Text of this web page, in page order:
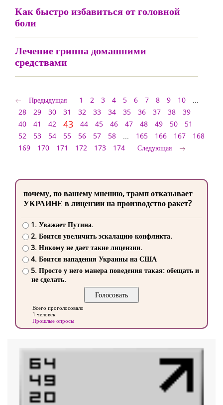
Как быстро избавиться от головной
боли
Лечение гриппа домашними
средствами
Предыдущая 1 2 3 4 5 6 7 8 9 10
...
28
29 30 31 32 33 34 35 36 37 38
39
40
41 42 43 44 45 46 47 48 49 50
51
52
53 54 55 56 57 58 ... 165 166 167
168
169
170 171 172 173 174 Следующая
почему, по вашему мнению, трамп отказывает
УКРАИНЕ в лицензии на производство ракет?
1. Уважает Путина.
2. Боится увеличить эскалацию конфликта.
3. Никому не дает такие лицензии.
4. Боится нападения Украины на США
5. Просто у него манера поведения такая: обещать и
не сделать.
Всего проголосовало
1 человек
Прошлые опросы